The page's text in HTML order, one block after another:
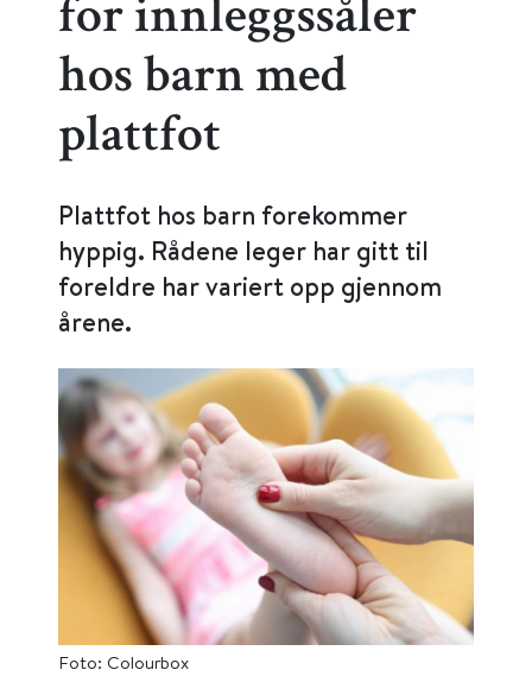
for innleggssåler
hos barn med
plattfot
Plattfot hos barn forekommer
hyppig. Rådene leger har gitt til
foreldre har variert opp gjennom
årene.
Foto: Colourbox